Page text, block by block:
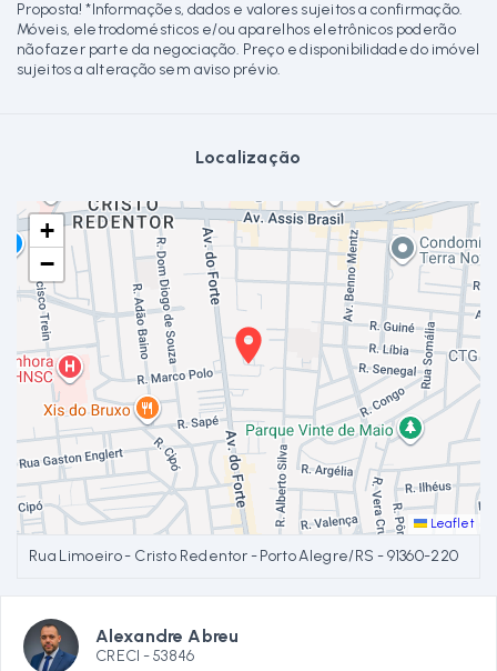
Proposta! *Informações, dados e valores sujeitos a confirmação.
Móveis, eletrodomésticos e/ou aparelhos eletrônicos poderão
não fazer parte da negociação. Preço e disponibilidade do imóvel
sujeitos a alteração sem aviso prévio.
Localização
+
−
Leaflet
Rua Limoeiro - Cristo Redentor - Porto Alegre/RS - 91360-220
Alexandre Abreu
CRECI -53846